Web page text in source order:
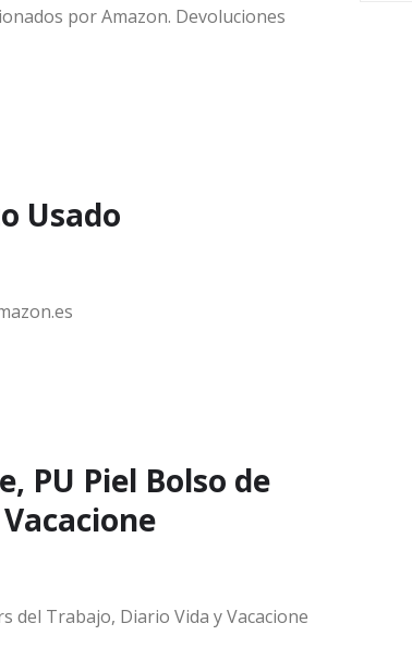
por Amazon. Devoluciones
Usado
PU Piel Bolso de
del Trabajo, Diario Vida y Vacacione